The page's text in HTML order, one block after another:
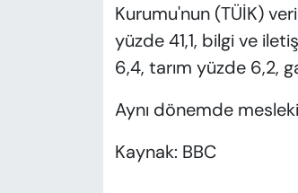
Kurumu'nun (TÜİK)
yüzde 41,1, bilgi ve
6,4, tarım yüzde 6,2,
Aynı dönemde
Kaynak: BBC